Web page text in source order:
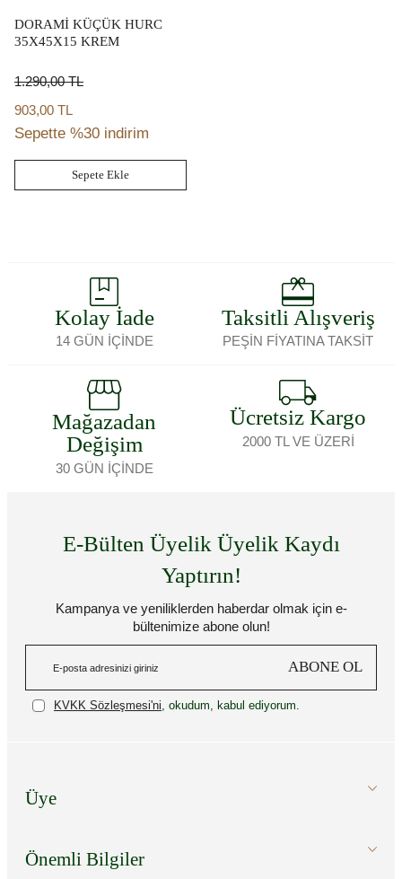
DORAMİ KÜÇÜK HURC
35X45X15 KREM
1.290,00TL
903,00 TL
Sepette %30 indirim
Sepete Ekle
Kolay İade
14 GÜN İÇİNDE
Taksitli Alışveriş
PEŞİN FİYATINA TAKSİT
Mağazadan
Değişim
30 GÜN İÇİNDE
Ücretsiz Kargo
2000 TL VE ÜZERİ
E-Bülten Üyelik Üyelik Kaydı
Yaptırın!
Kampanya ve yeniliklerden haberdar olmak için e-
bültenimize abone olun!
ABONE OL
KVKK Sözleşmesi'ni , okudum, kabul ediyorum.
Üye
Önemli Bilgiler